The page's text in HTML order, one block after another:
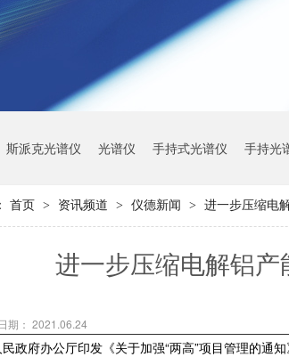
斯派克光谱仪 光谱仪 手持式光谱仪 手持光
首页 > 资讯频道 > 仪德新闻 > 进一步压缩电
进一步压缩电解铝
期： 2021.06.24
政府办公厅印发《关于加强“两高”项目管理的通知